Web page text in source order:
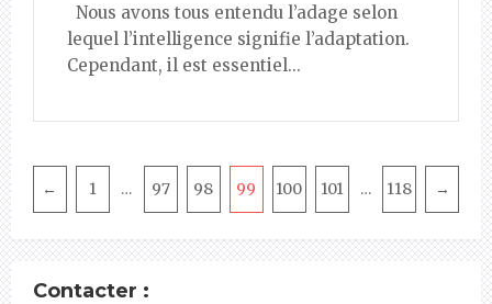
Nous avons tous entendu l’adage selon
lequel l’intelligence signifie l’adaptation.
Cependant, il est essentiel...
Pagination
← 1 … 97 98 99 100 101 … 118 →
Contacter :